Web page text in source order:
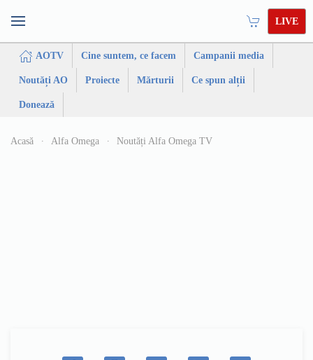
LIVE
AOTV Cine suntem, ce facem Campanii media
Noutăți AO Proiecte Mărturii Ce spun alții
Donează
Acasă Alfa Omega Noutăți Alfa Omega TV